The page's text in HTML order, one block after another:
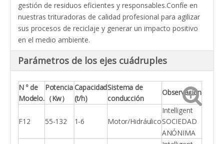
gestión de residuos eficientes y responsables.Confíe en
nuestras trituradoras de calidad profesional para agilizar
sus procesos de reciclaje y generar un impacto positivo
en el medio ambiente.
Parámetros de los ejes cuádruples
N º de
Modelo.
Potencia
（Kw）
Capacidad
(t/h)
Sistema de
conducción
Observación
F12 55-132 1-6 Motor/Hidráulico
Intelligent
SOCIEDAD
ANÓNIMA